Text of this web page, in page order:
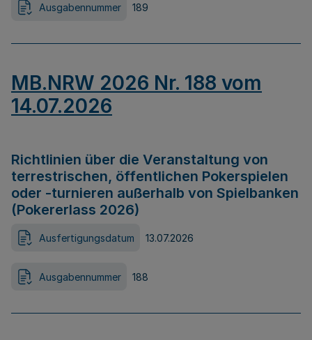
Ausgabennummer 189
MB.NRW 2026 Nr. 188 vom
14.07.2026
Richtlinien über die Veranstaltung von
terrestrischen, öffentlichen Pokerspielen
oder -turnieren außerhalb von Spielbanken
(Pokererlass 2026)
Ausfertigungsdatum 13.07.2026
Ausgabennummer 188